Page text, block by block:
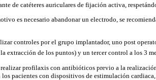
de catéteres auriculares de fijación activa,
es necesario abandonar un electrodo, se
controles por el grupo implantador, uno post
extracción de los puntos) y un tercer control a los 3
realizar profilaxis con antibióticos previo a la
pacientes con dispositivos de estimulación